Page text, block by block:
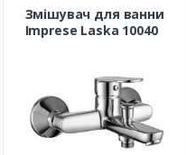
Змішувач для ванни
Imprese Laska 10040